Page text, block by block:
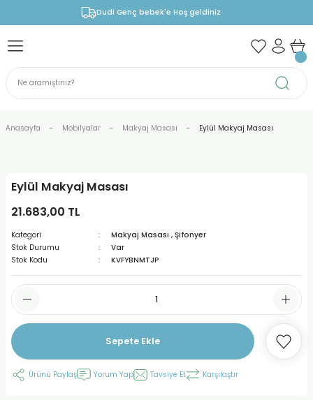
Dudi Genç bebek'e Hoş geldiniz
Anasayfa Mobilyalar Makyaj Masası Eylül Makyaj Masası
Eylül Makyaj Masası
21.683,00 TL
Kategori Makyaj Masası , Şifonyer
Stok Durumu
Var
Stok Kodu
KVFYBNMTJP
Sepete Ekle
Ürünü Paylaş Yorum Yap Tavsiye Et Karşılaştır